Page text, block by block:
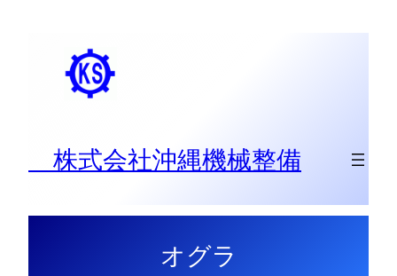
株式会社沖縄機械整備
オグラ